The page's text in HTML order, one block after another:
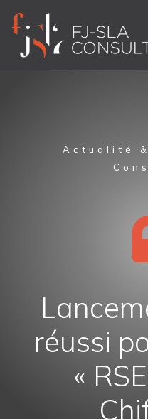
Actualité &
réussi
«